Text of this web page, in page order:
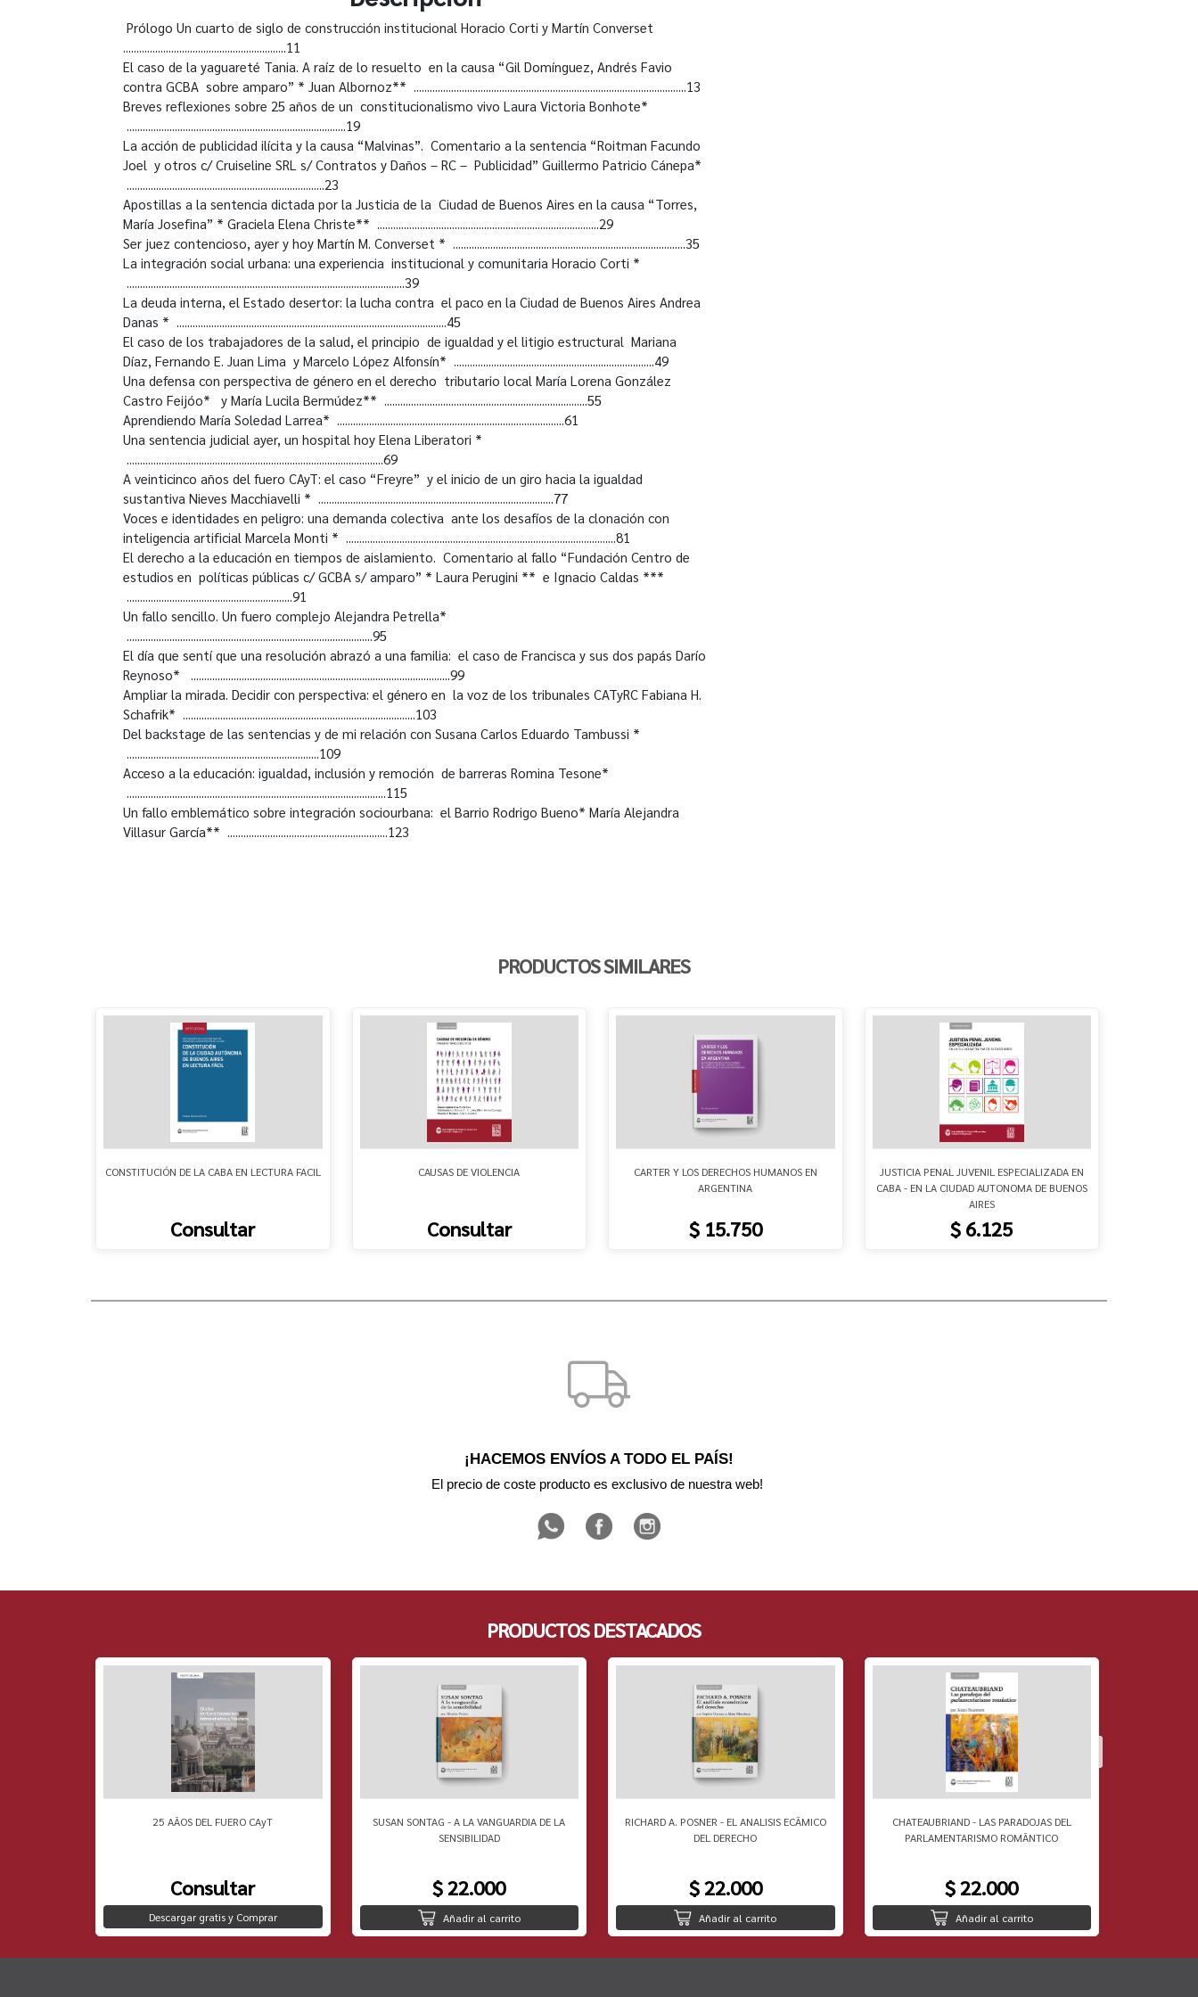
Prólogo Un cuarto de siglo de construcción institucional Horacio Corti y Martín Converset
.............................................................11
El caso de la yaguareté Tania. A raíz de lo resuelto en la causa “Gil Domínguez, Andrés Favio
contra GCBA sobre amparo” * Juan Albornoz** ......................................................................................................13
Breves reflexiones sobre 25 años de un constitucionalismo vivo Laura Victoria Bonhote*
..................................................................................19
La acción de publicidad ilícita y la causa “Malvinas”. Comentario a la sentencia “Roitman Facundo
Joel y otros c/ Cruiseline SRL s/ Contratos y Daños – RC – Publicidad” Guillermo Patricio Cánepa*
..........................................................................23
Apostillas a la sentencia dictada por la Justicia de la Ciudad de Buenos Aires en la causa “Torres,
María Josefina” * Graciela Elena Christe** ...................................................................................29
Ser juez contencioso, ayer y hoy Martín M. Converset * .......................................................................................35
La integración social urbana: una experiencia institucional y comunitaria Horacio Corti *
........................................................................................................39
La deuda interna, el Estado desertor: la lucha contra el paco en la Ciudad de Buenos Aires Andrea
Danas * .....................................................................................................45
El caso de los trabajadores de la salud, el principio de igualdad y el litigio estructural Mariana
Díaz, Fernando E. Juan Lima y Marcelo López Alfonsín* ...........................................................................49
Una defensa con perspectiva de género en el derecho tributario local María Lorena González
Castro Feijóo* y María Lucila Bermúdez** ............................................................................55
Aprendiendo María Soledad Larrea* .....................................................................................61
Una sentencia judicial ayer, un hospital hoy Elena Liberatori *
................................................................................................69
A veinticinco años del fuero CAyT: el caso “Freyre” y el inicio de un giro hacia la igualdad
sustantiva Nieves Macchiavelli * ........................................................................................77
Voces e identidades en peligro: una demanda colectiva ante los desafíos de la clonación con
inteligencia artificial Marcela Monti * .....................................................................................................81
El derecho a la educación en tiempos de aislamiento. Comentario al fallo “Fundación Centro de
estudios en políticas públicas c/ GCBA s/ amparo” * Laura Perugini ** e Ignacio Caldas ***
..............................................................91
Un fallo sencillo. Un fuero complejo Alejandra Petrella*
............................................................................................95
El día que sentí que una resolución abrazó a una familia: el caso de Francisca y sus dos papás Darío
Reynoso* .................................................................................................99
Ampliar la mirada. Decidir con perspectiva: el género en la voz de los tribunales CATyRC Fabiana H.
Schafrik* .......................................................................................103
Del backstage de las sentencias y de mi relación con Susana Carlos Eduardo Tambussi *
........................................................................109
Acceso a la educación: igualdad, inclusión y remoción de barreras Romina Tesone*
.................................................................................................115
Un fallo emblemático sobre integración sociourbana: el Barrio Rodrigo Bueno* María Alejandra
Villasur García** ............................................................123
PRODUCTOS SIMILARES
CONSTITUCIÓN DE LA CABA EN LECTURA FACIL
Consultar
CAUSAS DE VIOLENCIA
Consultar
CARTER Y LOS DERECHOS HUMANOS EN
ARGENTINA
$ 15.750
JUSTICIA PENAL JUVENIL ESPECIALIZADA EN
CABA - EN LA CIUDAD AUTONOMA DE BUENOS
AIRES
$ 6.125
¡HACEMOS ENVÍOS A TODO EL PAÍS!
El precio de coste producto es exclusivo de nuestra web!
PRODUCTOS DESTACADOS
25 AÃOS DEL FUERO CAyT
Consultar
Descargar gratis y Comprar
SUSAN SONTAG - A LA VANGUARDIA DE LA
SENSIBILIDAD
$ 22.000
Añadir al carrito
RICHARD A. POSNER - EL ANALISIS ECÃMICO
DEL DERECHO
$ 22.000
Añadir al carrito
CHATEAUBRIAND - LAS PARADOJAS DEL
PARLAMENTARISMO ROMÃNTICO
$ 22.000
Añadir al carrito